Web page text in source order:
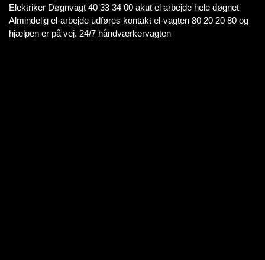
Elektriker Døgnvagt 40 33 34 00 akut el arbejde hele døgnet
Almindelig el-arbejde udføres kontakt el-vagten 80 20 20 80 og
hjælpen er på vej. 24/7 håndværkervagten